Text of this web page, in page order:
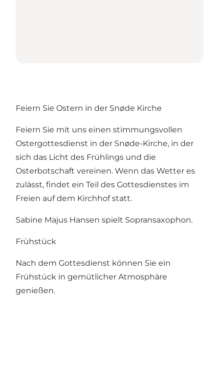
Feiern Sie Ostern in der Snøde Kirche
Feiern Sie mit uns einen stimmungsvollen
Ostergottesdienst in der Snøde-Kirche, in der
sich das Licht des Frühlings und die
Osterbotschaft vereinen. Wenn das Wetter es
zulässt, findet ein Teil des Gottesdienstes im
Freien auf dem Kirchhof statt.
Sabine Majus Hansen spielt Sopransaxophon.
Frühstück
Nach dem Gottesdienst können Sie ein
Frühstück in gemütlicher Atmosphäre
genießen.